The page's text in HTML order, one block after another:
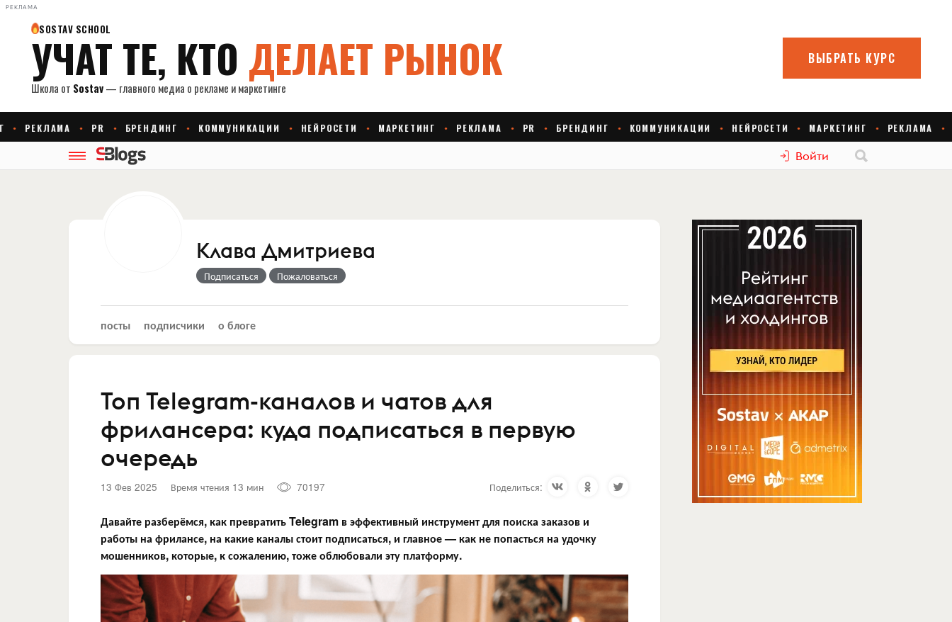
РЕКЛАМА
Войти
Клава Дмитриева
Подписаться Пожаловаться
посты подписчики о блоге
Топ Telegram-каналов и чатов для
фрилансера: куда подписаться в первую
очередь
13 Фев 2025 Время чтения 13 мин 70197 Поделиться:
Давайте разберёмся, как превратить Telegram в эффективный инструмент для поиска заказов и
работы на фрилансе, на какие каналы стоит подписаться, и главное — как не попасться на удочку
мошенников, которые, к сожалению, тоже облюбовали эту платформу.